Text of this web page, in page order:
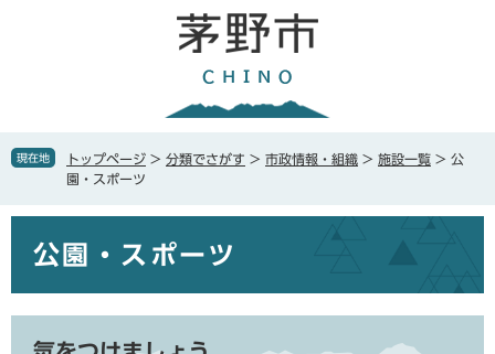
で
ば
本
現在地 トップページ > 分類でさがす > 市政情報・組織 > 施設一覧 > 公
園・スポーツ
公園・スポーツ